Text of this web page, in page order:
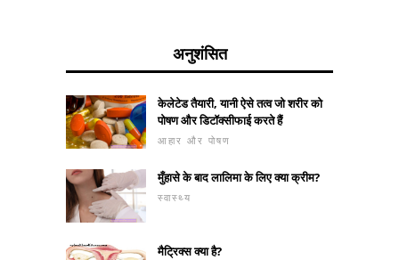
अनुशंसित
केलेटेड तैयारी, यानी ऐसे तत्व जो शरीर को
पोषण और डिटॉक्सीफाई करते हैं
आहार और पोषण
मुँहासे के बाद लालिमा के लिए क्या क्रीम?
स्वास्थ्य
मैट्रिक्स क्या है?